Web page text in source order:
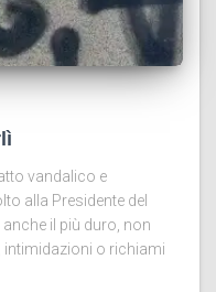
vandalico e
alla Presidente del
il più duro, non
intimidazioni o richiami